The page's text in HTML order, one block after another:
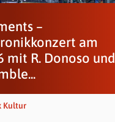
–
am
mit R. Donoso und
Kultur